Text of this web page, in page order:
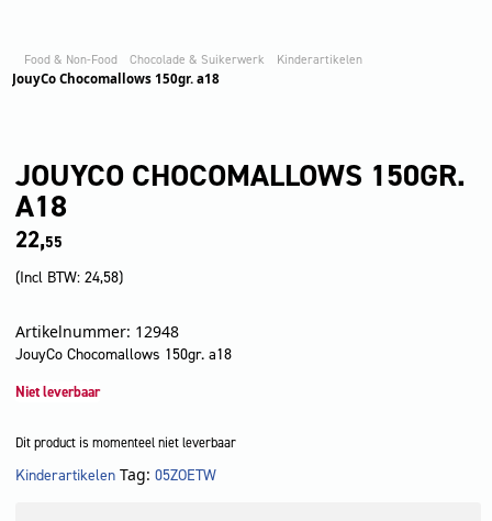
Food & Non-Food Chocolade & Suikerwerk Kinderartikelen
JouyCo Chocomallows 150gr. a18
JOUYCO CHOCOMALLOWS 150GR.
A18
22,55
(Incl BTW: 24,58)
Artikelnummer: 12948
JouyCo Chocomallows 150gr. a18
Niet leverbaar
Dit product is momenteel niet leverbaar
LET OP!
Kinderartikelen Tag: 05ZOETW